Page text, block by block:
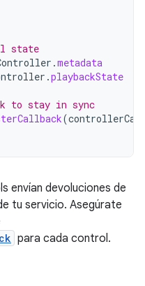
state
.metadata
.playbackState
to stay in sync
(
envían devoluciones de
tu servicio. Asegúrate
para cada control.